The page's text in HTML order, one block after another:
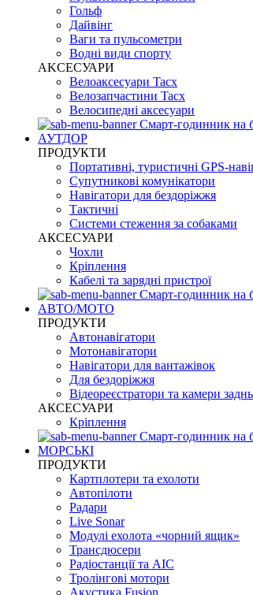
Гольф
Дайвінг
Ваги та пульсометри
Водні види спорту
AKCЕСУАРИ
Велоаксесуари Tacx
Велозапчастини Tacx
Велосипедні аксесуари
Смарт-годинник на
АУТДОР
ПРОДУКТИ
Портативні, туристичні GPS-
Супутникові комунікатори
Навігатори для бездоріжжя
Тактичні
Системи стеження за собаками
АКСЕСУАРИ
Чохли
Кріплення
Кабелі та зарядні пристрої
Смарт-годинник на
АВТО/МОТО
ПРОДУКТИ
Автонавігатори
Мотонавігатори
Навігатори для вантажівок
Для бездоріжжя
Відеореєстратори та камери
АКСЕСУАРИ
Кріплення
Смарт-годинник на
МОРСЬКІ
ПРОДУКТИ
Картплотери та ехолоти
Автопілоти
Радари
Live Sonar
Модулі ехолота «чорний ящик»
Трансдюсери
Радіостанції та АІС
Тролінгові мотори